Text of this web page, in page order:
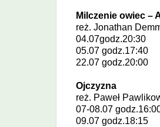
Milczenie owiec –
reż. Jonathan
04.07godz.20:30
05.07 godz.17:40
22.07 godz.20:00
Ojczyzna
reż. Paweł
07-08.07
09.07 godz.18:15